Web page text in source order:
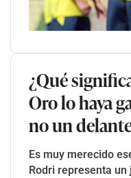
¿Qué
Oro lo haya
no un
Es muy merecido
Rodri representa